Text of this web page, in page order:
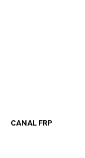
CANAL FRP